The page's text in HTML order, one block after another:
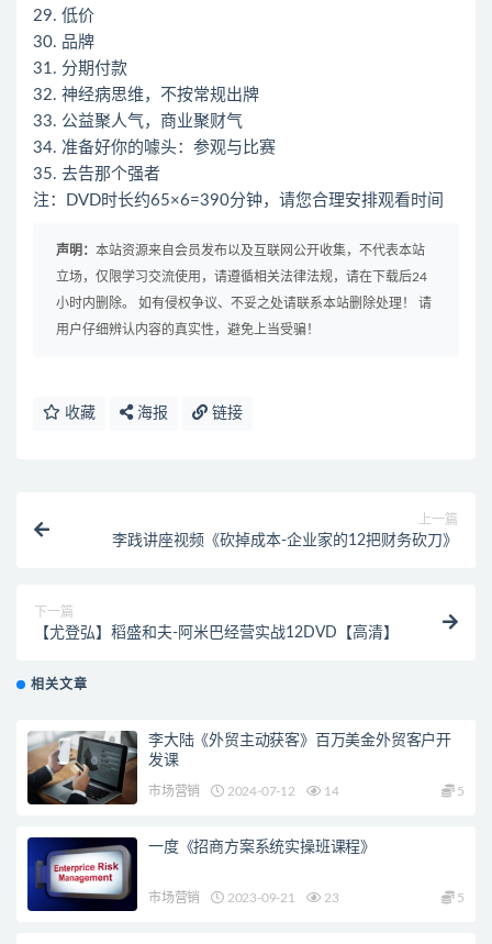
29. 低价
30. 品牌
31. 分期付款
32. 神经病思维，不按常规出牌
33. 公益聚人气，商业聚财气
34. 准备好你的噱头：参观与比赛
35. 去告那个强者
注：DVD时长约65×6=390分钟，请您合理安排观看时间
声明： 本站资源来自会员发布以及互联网公开收集，不代表本站
立场，仅限学习交流使用，请遵循相关法律法规，请在下载后24
小时内删除。 如有侵权争议、不妥之处请联系本站删除处理！ 请
用户仔细辨认内容的真实性，避免上当受骗！
收藏 海报 链接
上一篇
李践讲座视频《砍掉成本-企业家的12把财务砍刀》
下一篇
【尤登弘】稻盛和夫-阿米巴经营实战12DVD【高清】
相关文章
李大陆《外贸主动获客》百万美金外贸客户开
发课
市场营销 2024-07-12 14 5
一度《招商方案系统实操班课程》
市场营销 2023-09-21 23 5